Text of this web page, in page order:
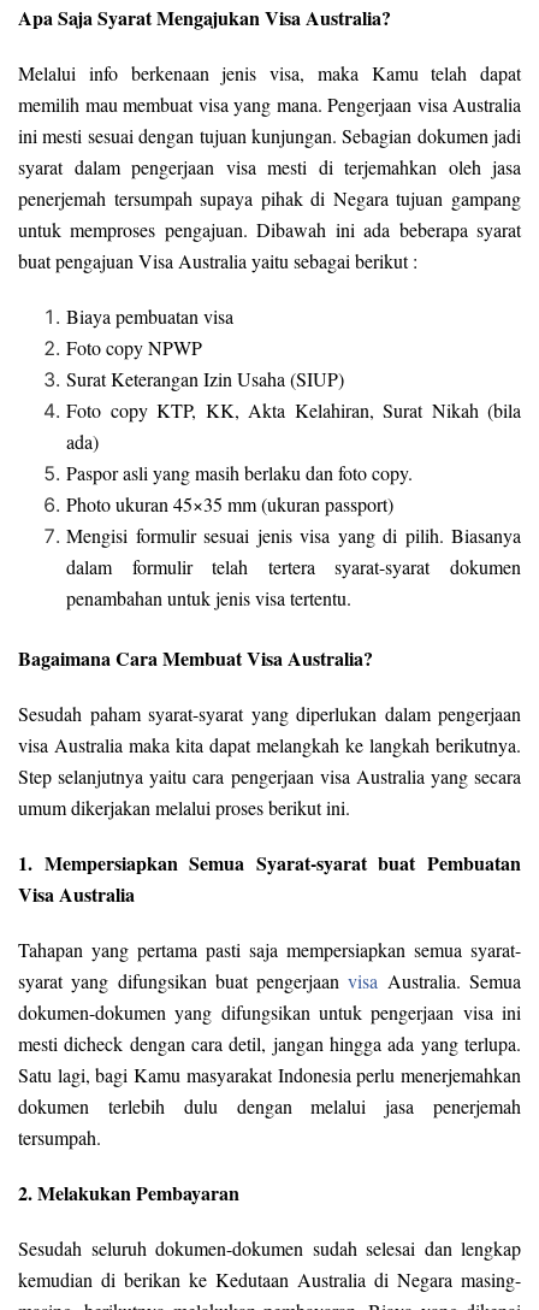
Apa Saja Syarat Mengajukan Visa Australia?
Melalui info berkenaan jenis visa, maka Kamu telah dapat
memilih mau membuat visa yang mana. Pengerjaan visa Australia
ini mesti sesuai dengan tujuan kunjungan. Sebagian dokumen jadi
syarat dalam pengerjaan visa mesti di terjemahkan oleh jasa
penerjemah tersumpah supaya pihak di Negara tujuan gampang
untuk memproses pengajuan. Dibawah ini ada beberapa syarat
buat pengajuan Visa Australia yaitu sebagai berikut :
Biaya pembuatan visa
Foto copy NPWP
Surat Keterangan Izin Usaha (SIUP)
Foto copy KTP, KK, Akta Kelahiran, Surat Nikah (bila
ada)
Paspor asli yang masih berlaku dan foto copy.
Photo ukuran 45×35 mm (ukuran passport)
Mengisi formulir sesuai jenis visa yang di pilih. Biasanya
dalam formulir telah tertera syarat-syarat dokumen
penambahan untuk jenis visa tertentu.
Bagaimana Cara Membuat Visa Australia?
Sesudah paham syarat-syarat yang diperlukan dalam pengerjaan
visa Australia maka kita dapat melangkah ke langkah berikutnya.
Step selanjutnya yaitu cara pengerjaan visa Australia yang secara
umum dikerjakan melalui proses berikut ini.
1. Mempersiapkan Semua Syarat-syarat buat Pembuatan
Visa Australia
Tahapan yang pertama pasti saja mempersiapkan semua syarat-
syarat yang difungsikan buat pengerjaanvisa Australia. Semua
dokumen-dokumen yang difungsikan untuk pengerjaan visa ini
mesti dicheck dengan cara detil, jangan hingga ada yang terlupa.
Satu lagi, bagi Kamu masyarakat Indonesia perlu menerjemahkan
dokumen terlebih dulu dengan melalui jasa penerjemah
tersumpah.
2. Melakukan Pembayaran
Sesudah seluruh dokumen-dokumen sudah selesai dan lengkap
kemudian di berikan ke Kedutaan Australia di Negara masing-